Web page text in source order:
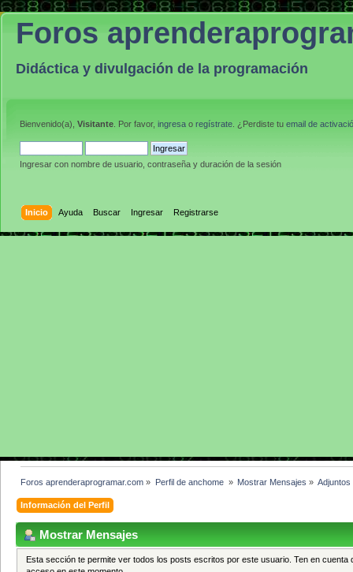
Foros
Didáctica y divulgación de la programación
Bienvenido(a), Visitante . Por favor, ingresa o regístrate . ¿Perdiste tu email de
Ingresar con nombre de usuario, contraseña y duración de la sesión
Inicio Ayuda Buscar Ingresar Registrarse
Foros aprenderaprogramar.com » Perfil de anchome » Mostrar Mensajes » Adjuntos
Información del Perfil
Mostrar Mensajes
Esta sección te permite ver todos los posts escritos por este usuario. Ten en